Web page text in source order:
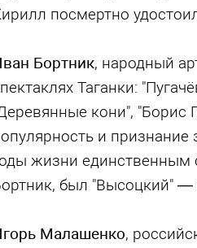
посмертно
Бортник, народный
Таганки:
кони", "Борис
и признание
жизни единственным
был "Высоцкий" —
Малашенко,